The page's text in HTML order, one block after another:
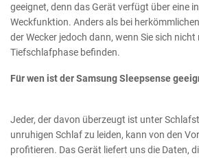
geeignet, denn das Gerät verfügt über eine
Weckfunktion. Anders als bei
der Wecker jedoch dann, wenn Sie sich nicht
Tiefschlafphase befinden.
Für wen ist der Samsung Sleepsense
Jeder, der davon überzeugt ist unter
unruhigen Schlaf zu leiden, kann von den
profitieren. Das Gerät liefert uns die Daten,